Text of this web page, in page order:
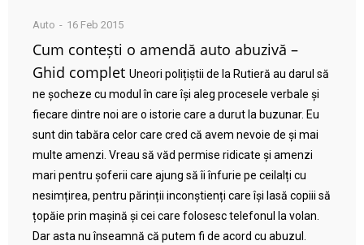
Auto 16 Feb 2015
Cum contești o amendă auto abuzivă –
Ghid complet Uneori polițiștii de la Rutieră au darul să
ne șocheze cu modul în care își aleg procesele verbale și
fiecare dintre noi are o istorie care a durut la buzunar. Eu
sunt din tabăra celor care cred că avem nevoie de și mai
multe amenzi. Vreau să văd permise ridicate și amenzi
mari pentru șoferii care ajung să îi înfurie pe ceilalți cu
nesimțirea, pentru părinții inconștienți care își lasă copiii să
țopăie prin mașină și cei care folosesc telefonul la volan.
Dar asta nu înseamnă că putem fi de acord cu abuzul.